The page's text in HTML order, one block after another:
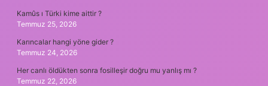
Kamûs ı Türki kime aittir ?
Temmuz 25, 2026
Karıncalar hangi yöne gider ?
Temmuz 24, 2026
Her canlı öldükten sonra fosilleşir doğru mu yanlış mı ?
Temmuz 22, 2026